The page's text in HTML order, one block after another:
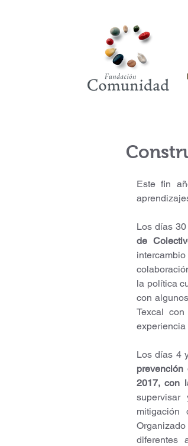
Este fin
Los días
de
la política
con
Texcal
experiencia
Los días 4
2017, con
mitigación
diferentes